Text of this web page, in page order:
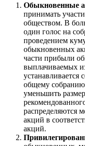
Обыкновенные
принимать
обществом. В
один голос на
проведением
обыкновенных
части прибыли
выплачиваемых
устанавливается
общему собранию
уменьшить
распределяются
акций в
акций.